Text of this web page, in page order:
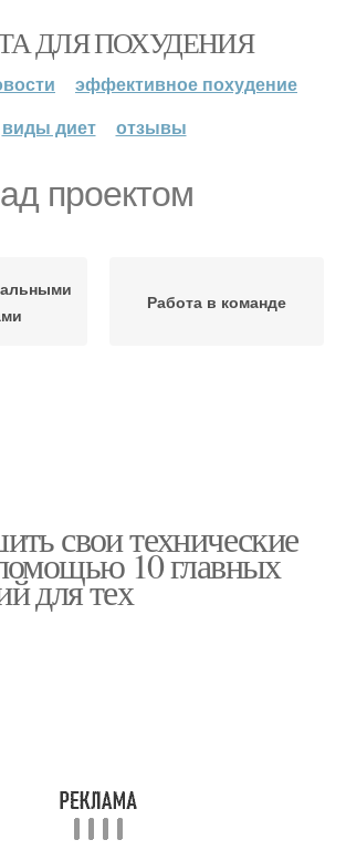
ДЛЯ ПОХУДЕНИЯ
эффективное похудение
виды диет
отзывы
проектом
Работа в команде
свои технические
10 главных
для тех